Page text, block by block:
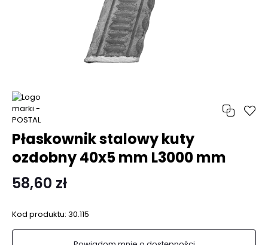
Płaskownik stalowy kuty
ozdobny 40x5 mm L3000 mm
58,60 zł
Kod produktu: 30.115